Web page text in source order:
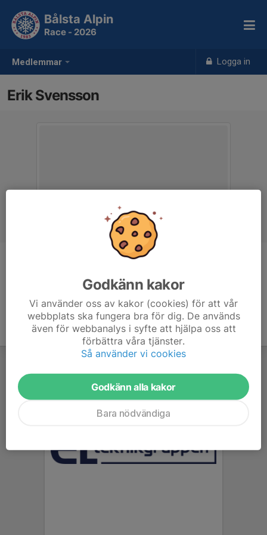
Medlemmar Logga in
Bålsta Alpin
Race - 2026
Erik Svensson
Godkänn kakor
Vi använder oss av kakor (cookies) för att vår
webbplats ska fungera bra för dig. De används
även för webbanalys i syfte att hjälpa oss att
förbättra våra tjänster.
Så använder vi cookies
Godkänn alla kakor
Bara nödvändiga